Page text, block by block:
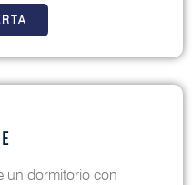
un dormitorio con